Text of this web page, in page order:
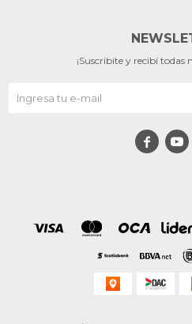
¡Suscribite y recibí todas
 